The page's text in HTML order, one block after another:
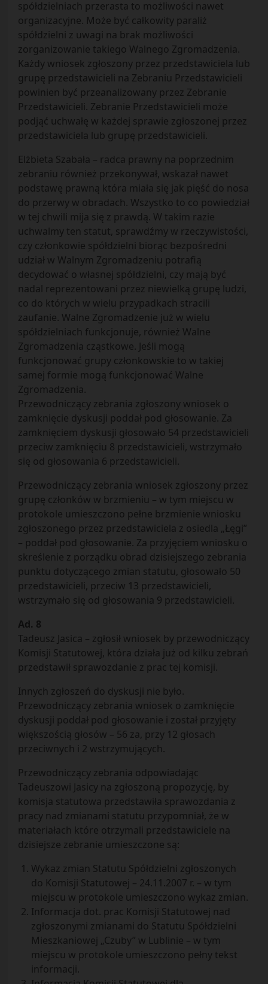
spółdzielniach przerasta to możliwości nawet
organizacyjne. Może być całkowity paraliż
spółdzielni z uwagi na brak możliwości
zorganizowanie takiego Walnego Zgromadzenia.
Każdy wniosek zgłoszony przez przedstawiciela lub
grupę przedstawicieli na Zebraniu Przedstawicieli
powinien być przeanalizowany przez Zebranie
Przedstawicieli. Zebranie Przedstawicieli może
podjąć uchwałę w każdej sprawie zgłoszonej przez
przedstawiciela lub grupę przedstawicieli.
Elżbieta Szabała – radca prawny na poprzednim
zebraniu również przekonywał, wskazał nawet
podstawę prawną która miała się jak pięść do nosa
do przerwy w obradach. Wszystko to co powiedział
w tej chwili mija się z prawdą. W takim razie
uchwalmy ten statut, sprawdźmy w rzeczywistości,
czy członkowie spółdzielni biorąc bezpośredni
udział w Walnym Zgromadzeniu potrafią
decydować o własnej spółdzielni, czy mają być
nadal reprezentowani przez niewielką grupę ludzi,
co do których w wielu przypadkach stracili
zaufanie. Walne Zgromadzenie już w wielu
spółdzielniach funkcjonuje, również Walne
Zgromadzenia cząstkowe. Jeśli mogą
funkcjonować grupy członkowskie to w takiej
samej formie mogą funkcjonować Walne
Zgromadzenia.
Przewodniczący zebrania zgłoszony wniosek o
zamknięcie dyskusji poddał pod głosowanie. Za
zamknięciem dyskusji głosowało 54 przedstawicieli
przeciw zamknięciu 8 przedstawicieli, wstrzymało
się od głosowania 6 przedstawicieli.
Przewodniczący zebrania wniosek zgłoszony przez
grupę członków w brzmieniu – w tym miejscu w
protokole umieszczono pełne brzmienie wniosku
zgłoszonego przez przedstawiciela z osiedla „Łęgi”
– poddał pod głosowanie. Za przyjęciem wniosku o
skreślenie z porządku obrad dzisiejszego zebrania
punktu dotyczącego zmian statutu, głosowało 50
przedstawicieli, przeciw 13 przedstawicieli,
wstrzymało się od głosowania 9 przedstawicieli.
Ad. 8
Tadeusz Jasica – zgłosił wniosek by przewodniczący
Komisji Statutowej, która działa już od kilku zebrań
przedstawił sprawozdanie z prac tej komisji.
Innych zgłoszeń do dyskusji nie było.
Przewodniczący zebrania wniosek o zamknięcie
dyskusji poddał pod głosowanie i został przyjęty
większością głosów – 56 za, przy 12 głosach
przeciwnych i 2 wstrzymujących.
Przewodniczący zebrania odpowiadając
Tadeuszowi Jasicy na zgłoszoną propozycję, by
komisja statutowa przedstawiła sprawozdania z
pracy nad zmianami statutu przypomniał, że w
materiałach które otrzymali przedstawiciele na
dzisiejsze zebranie umieszczone są:
Wykaz zmian Statutu Spółdzielni zgłoszonych
do Komisji Statutowej – 24.11.2007 r. – w tym
miejscu w protokole umieszczono wykaz zmian.
Informacja dot. prac Komisji Statutowej nad
zgłoszonymi zmianami do Statutu Spółdzielni
Mieszkaniowej „Czuby” w Lublinie – w tym
miejscu w protokole umieszczono pełny tekst
informacji.